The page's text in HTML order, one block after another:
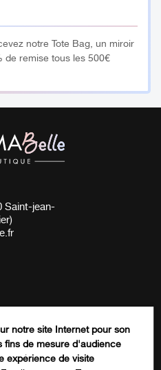
goutte à goutte très précis.
votre huile végétale pure
de cosmétiques
des Rosacées, c’est un
et
les fruits et leur
renferment une amande qui
et contiennent jusqu’à 50%
première pression à froid
notre Tote Bag, un miroir
remise tous les 500€
Saint-jean-
notre site Internet pour son
fins de mesure d'audience
expérience de visite